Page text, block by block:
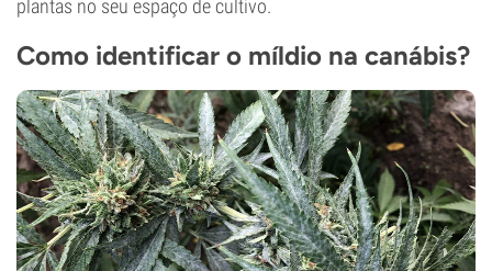
plantas no seu espaço de cultivo.
Como identificar o míldio na canábis?